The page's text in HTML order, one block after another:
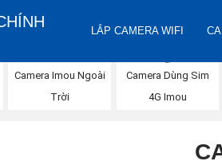
LẮP CAMERA WIFI
Camera Imou Ngoài
Trời
Camera Dùng Sim
4G Imou